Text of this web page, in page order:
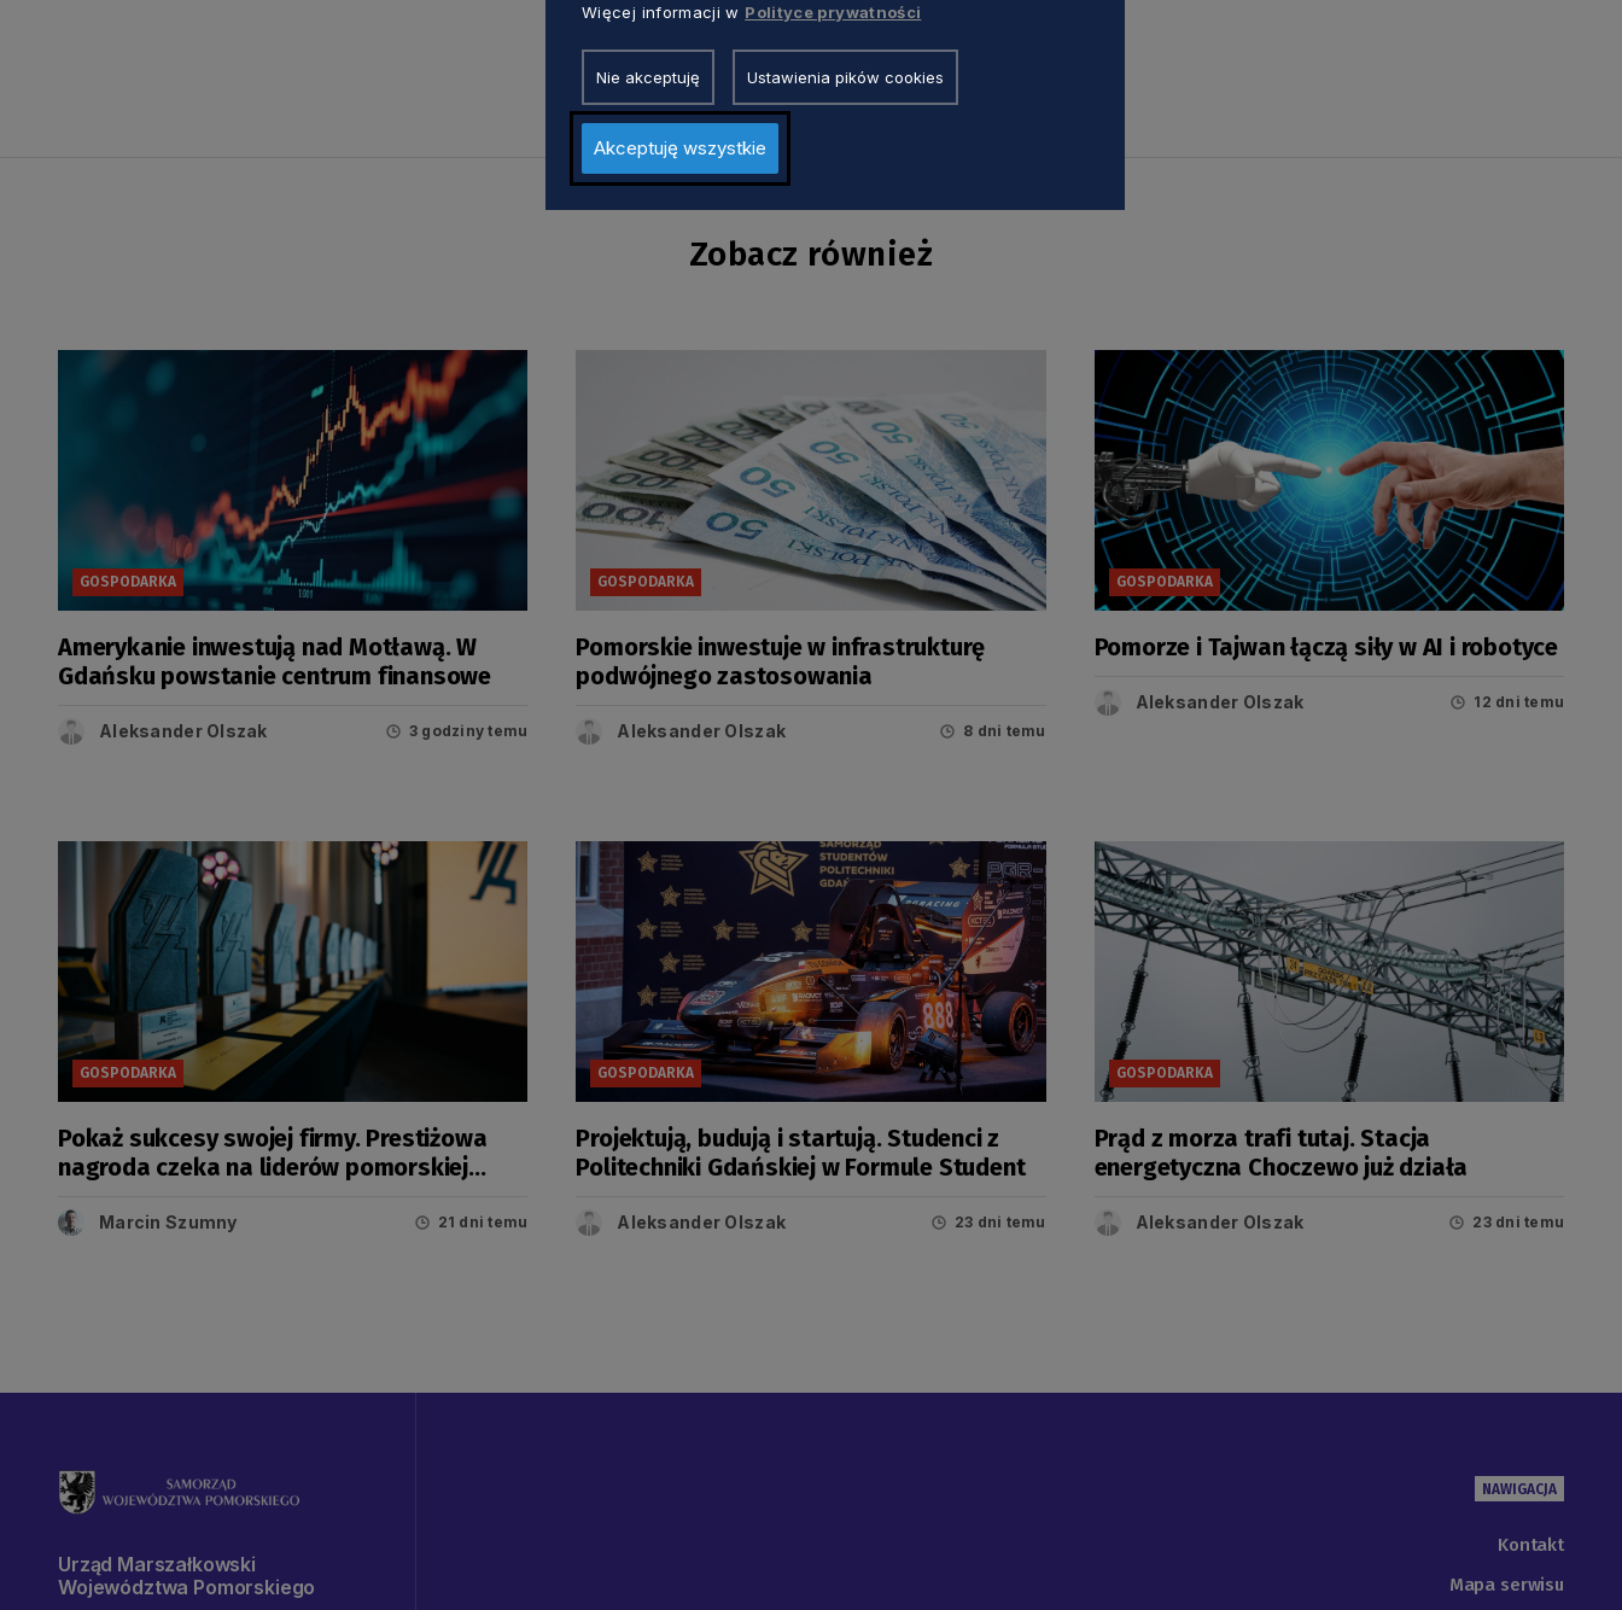
Zobacz również
GOSPODARKA
Amerykanie inwestują nad Motławą. W
Gdańsku powstanie centrum finansowe
Aleksander Olszak 3 godziny temu
GOSPODARKA
Pomorskie inwestuje w infrastrukturę
podwójnego zastosowania
Aleksander Olszak 8 dni temu
GOSPODARKA
Pomorze i Tajwan łączą siły w AI i robotyce
Aleksander Olszak 12 dni temu
GOSPODARKA
Pokaż sukcesy swojej firmy. Prestiżowa
nagroda czeka na liderów pomorskiej
Marcin Szumny 21 dni temu
GOSPODARKA
Projektują, budują i startują. Studenci z
Politechniki Gdańskiej w Formule Student
Aleksander Olszak 23 dni temu
GOSPODARKA
Prąd z morza trafi tutaj. Stacja
energetyczna Choczewo już działa
Aleksander Olszak 23 dni temu
Urząd Marszałkowski
Województwa Pomorskiego
NAWIGACJA
Kontakt
Mapa serwisu
Więcej informacji w Polityce prywatności
Nie akceptuję Ustawienia pików cookies
Akceptuję wszystkie